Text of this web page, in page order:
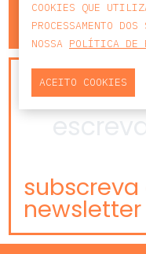
lisboa
NEWSLETTER
subscreva
newsletter
COOKIES QUE
PROCESSAMENTO
NOSSA POLÍTICA DE
ACEITO COOKIES